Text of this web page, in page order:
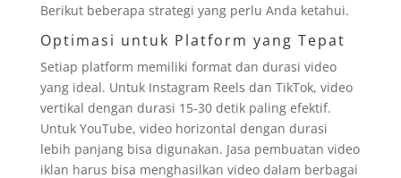
Berikut beberapa strategi yang perlu Anda ketahui.
Optimasi untuk Platform yang Tepat
Setiap platform memiliki format dan durasi video
yang ideal. Untuk Instagram Reels dan TikTok, video
vertikal dengan durasi 15-30 detik paling efektif.
Untuk YouTube, video horizontal dengan durasi
lebih panjang bisa digunakan. Jasa pembuatan video
iklan harus bisa menghasilkan video dalam berbagai